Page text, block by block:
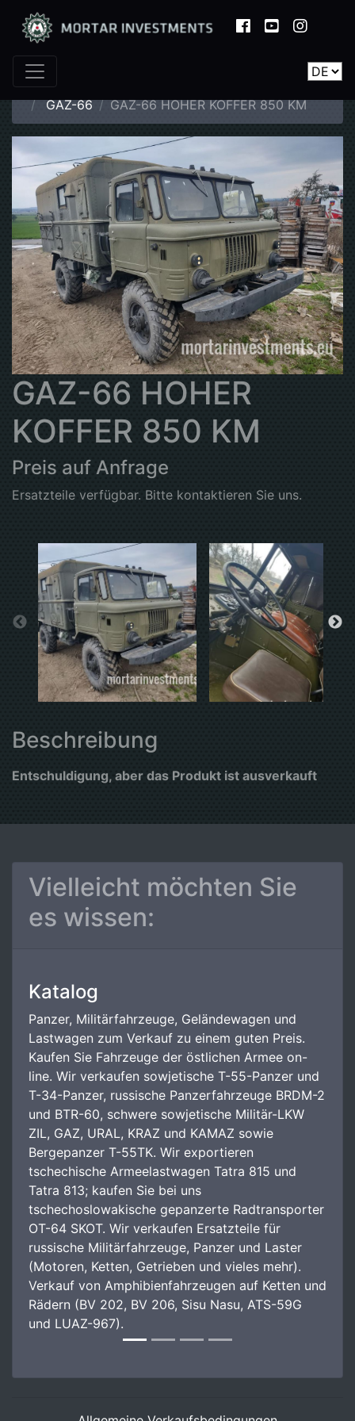
Startseite
GAZ-66
GAZ-66 HOHER KOFFER 850 KM
GAZ-66 HOHER
KOFFER 850 KM
Preis auf Anfrage
Ersatzteile verfügbar. Bitte kontaktieren Sie uns.
Beschreibung
Entschuldigung, aber das Produkt ist ausverkauft
Vielleicht möchten Sie
es wissen:
Katalog
Panzer, Militärfahrzeuge, Geländewagen und
Lastwagen zum Verkauf zu einem guten Preis.
Kaufen Sie Fahrzeuge der östlichen Armee on-
line. Wir verkaufen sowjetische T-55-Panzer und
T-34-Panzer, russische Panzerfahrzeuge BRDM-2
und BTR-60, schwere sowjetische Militär-LKW
ZIL, GAZ, URAL, KRAZ und KAMAZ sowie
Bergepanzer T-55TK. Wir exportieren
tschechische Armeelastwagen Tatra 815 und
Tatra 813; kaufen Sie bei uns
tschechoslowakische gepanzerte Radtransporter
OT-64 SKOT. Wir verkaufen Ersatzteile für
russische Militärfahrzeuge, Panzer und Laster
(Motoren, Ketten, Getrieben und vieles mehr).
Verkauf von Amphibienfahrzeugen auf Ketten und
Rädern (BV 202, BV 206, Sisu Nasu, ATS-59G
und LUAZ-967).